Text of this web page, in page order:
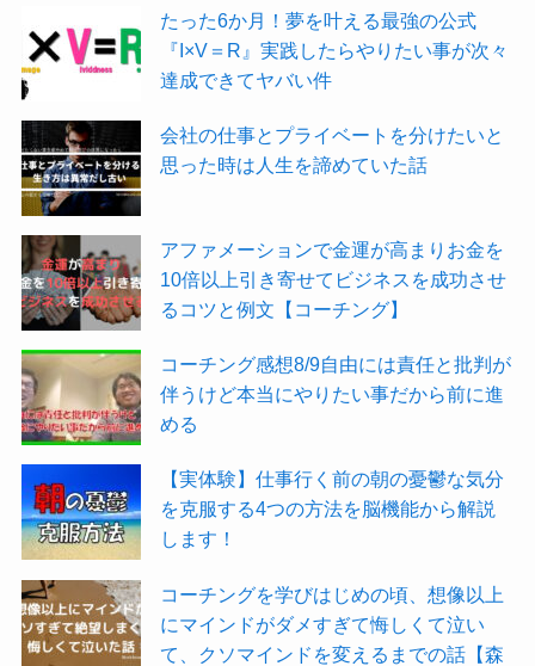
ー
たった6か月！夢を叶える最強の公式
『I×V＝R』実践したらやりたい事が次々
達成できてヤバい件
会社の仕事とプライベートを分けたいと
思った時は人生を諦めていた話
アファメーションで金運が高まりお金を
10倍以上引き寄せてビジネスを成功させ
るコツと例文【コーチング】
コーチング感想8/9自由には責任と批判が
伴うけど本当にやりたい事だから前に進
める
【実体験】仕事行く前の朝の憂鬱な気分
を克服する4つの方法を脳機能から解説
します！
コーチングを学びはじめの頃、想像以上
にマインドがダメすぎて悔しくて泣い
て、クソマインドを変えるまでの話【森